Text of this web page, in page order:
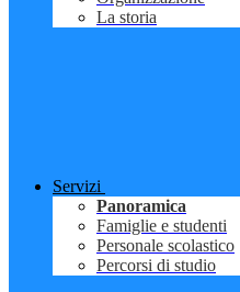
La storia
Servizi
Panoramica
Famiglie e studenti
Personale scolastico
Percorsi di studio